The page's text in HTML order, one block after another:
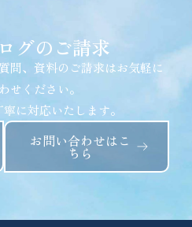
グのご請求
問、資料のご請求はお気軽に
せください。
に対応いたします。
お問い合わせはこ
ちら